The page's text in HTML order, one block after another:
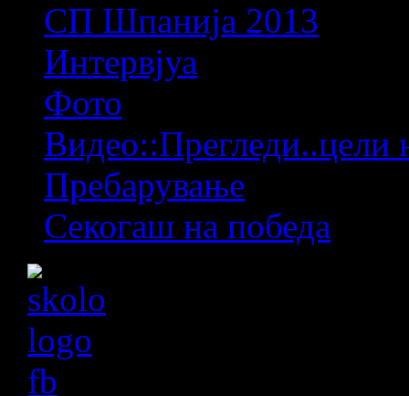
СП Шпанија 2013
Интервјуа
Фото
Видео::Прегледи..цели
Пребарување
Секогаш на победа